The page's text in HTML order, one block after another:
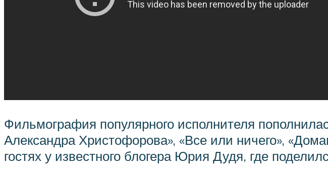
Фильмография популярного исполнителя
Александра Христофорова», «Все или ничего»,
гостях у известного блогера Юрия Дудя, где